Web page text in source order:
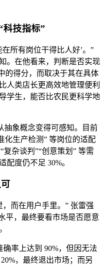
科技指标”
在所有岗位干得比人好’。”
。在他看来，判断是否实现
的得分，而取决于其在具体
人类店长更高效地管理便利
学生，能否比农民更科学地
抽象概念变得可感知。目前
化生产检测” 等岗位的适配
复杂谈判”“创意策划” 等需
配度仍不足 30%。
而在用户手里。” 张雷强
平，最终要看市场是否愿意
率上达到 90%，但因无法
，最终退出市场；而另